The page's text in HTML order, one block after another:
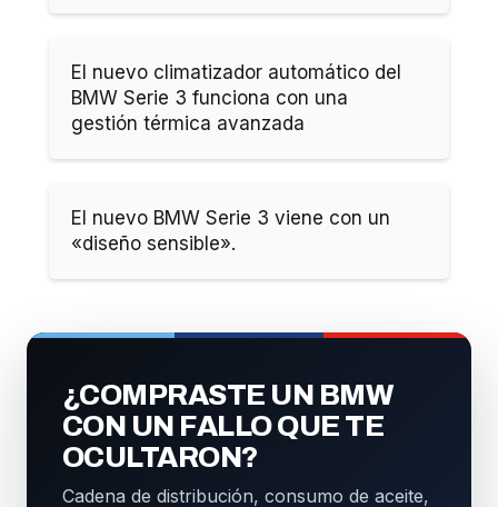
El nuevo climatizador automático del
BMW Serie 3 funciona con una
gestión térmica avanzada
El nuevo BMW Serie 3 viene con un
«diseño sensible».
¿COMPRASTE UN BMW
CON UN FALLO QUE TE
OCULTARON?
Cadena de distribución, consumo de aceite,